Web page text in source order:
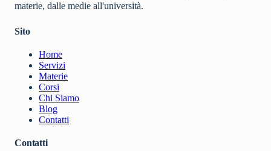
materie, dalle medie all'università.
Sito
Home
Servizi
Materie
Corsi
Chi Siamo
Blog
Contatti
Contatti